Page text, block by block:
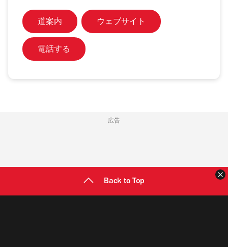
道案内 ウェブサイト
電話する
広告
Back to Top